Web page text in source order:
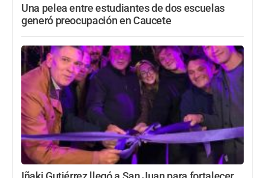
Una pelea entre estudiantes de dos escuelas
generó preocupación en Caucete